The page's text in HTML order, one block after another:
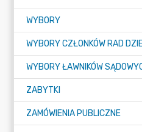
WYBORY
WYBORY CZŁONKÓW RAD
WYBORY ŁAWNIKÓW
ZABYTKI
ZAMÓWIENIA PUBLICZNE